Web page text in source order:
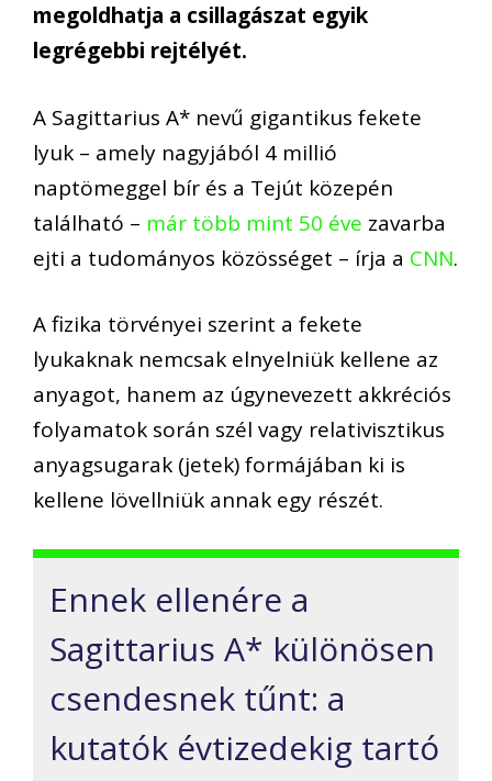
megoldhatja a csillagászat egyik
legrégebbi rejtélyét.
A Sagittarius A* nevű gigantikus fekete
lyuk – amely nagyjából 4 millió
naptömeggel bír és a Tejút közepén
található – már több mint 50 éve zavarba
ejti a tudományos közösséget – írja a CNN.
A fizika törvényei szerint a fekete
lyukaknak nemcsak elnyelniük kellene az
anyagot, hanem az úgynevezett akkréciós
folyamatok során szél vagy relativisztikus
anyagsugarak (jetek) formájában ki is
kellene lövellniük annak egy részét.
Ennek ellenére a
Sagittarius A* különösen
csendesnek tűnt: a
kutatók évtizedekig tartó